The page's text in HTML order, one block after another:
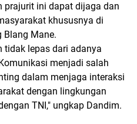
prajurit ini dapat dijaga dan
khususnya di
Blang Mane.
tidak lepas dari adanya
menjadi salah
dalam menjaga interaksi
dengan lingkungan
TNI," ungkap Dandim.